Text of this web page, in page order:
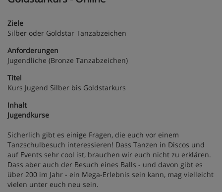
Ziele
Silber oder Goldstar Tanzabzeichen
Anforderungen
Jugendliche (Bronze Tanzabzeichen)
Titel
Kurs Jugend Silber bis Goldstarkurs
Inhalt
Jugendkurse
Sicherlich gibt es einige Fragen, die euch vor einem
Tanzschulbesuch interessieren! Dass Tanzen in Discos und
auf Events sehr cool ist, brauchen wir euch nicht zu erklären.
Dass aber auch der Besuch eines Balls - und davon gibt es
über 200 im Jahr - ein Mega-Erlebnis sein kann, mag vielleicht
vielen unter euch neu sein.